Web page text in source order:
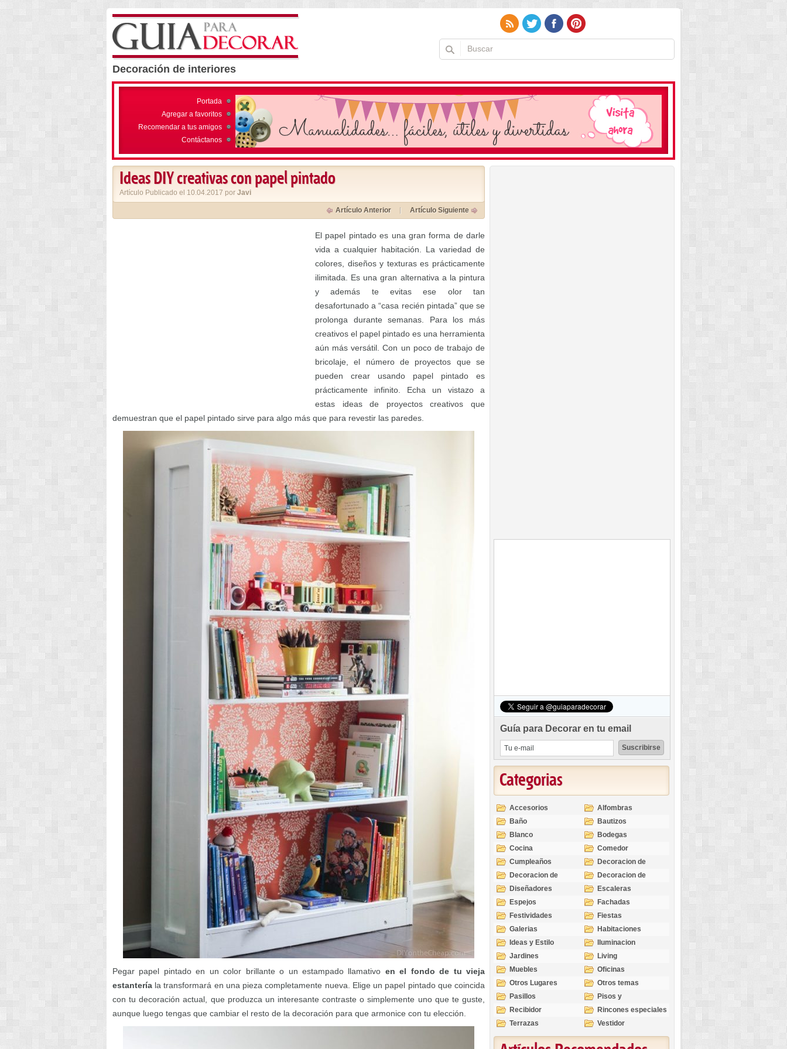
Decoración de interiores
Portada
Agregar a favoritos
Recomendar a tus amigos
Contáctanos
Ideas DIY creativas con papel pintado
Artículo Publicado el 10.04.2017 por Javi
Artículo Anterior Artículo Siguiente
El papel pintado es una gran forma de darle
vida a cualquier habitación. La variedad de
colores, diseños y texturas es prácticamente
ilimitada. Es una gran alternativa a la pintura
y además te evitas ese olor tan
desafortunado a “casa recién pintada” que se
prolonga durante semanas. Para los más
creativos el papel pintado es una herramienta
aún más versátil. Con un poco de trabajo de
bricolaje, el número de proyectos que se
pueden crear usando papel pintado es
prácticamente infinito. Echa un vistazo a
estas ideas de proyectos creativos que
demuestran que el papel pintado sirve para algo más que para revestir las paredes.
Pegar papel pintado en un color brillante o un estampado llamativo en el fondo de tu vieja
estantería la transformará en una pieza completamente nueva. Elige un papel pintado que coincida
con tu decoración actual, que produzca un interesante contraste o simplemente uno que te guste,
aunque luego tengas que cambiar el resto de la decoración para que armonice con tu elección.
Guía para Decorar en tu email
Categorias
Accesorios
Alfombras
Baño
Bautizos
Blanco
Bodegas
Cocina
Comedor
Cumpleaños
Decoracion de
Exteriores
Decoracion de
Interiores
Decoracion de
Ocasiones
Diseñadores
Escaleras
Espejos
Fachadas
Festividades
Fiestas
Galerias
Habitaciones
Ideas y Estilo
Iluminacion
Jardines
Living
Muebles
Oficinas
Otros Lugares
Otros temas
Pasillos
Pisos y
revestimientos
Recibidor
Rincones especiales
Terrazas
Vestidor